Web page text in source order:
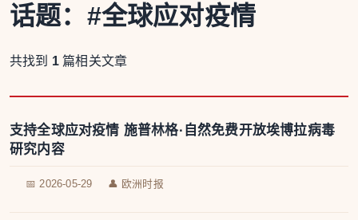
话题： #全球应对疫情
共找到 1 篇相关文章
支持全球应对疫情 施普林格·自然免费开放埃博拉病毒
研究内容
📅 2026-05-29 👤 欧洲时报